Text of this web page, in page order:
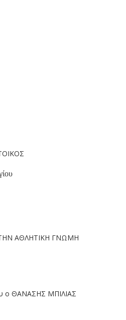
ΑΘΛΗΤΙΚΗ ΓΝΩΜΗ
ο ΘΑΝΑΣΗΣ ΜΠΙΛΙΑΣ